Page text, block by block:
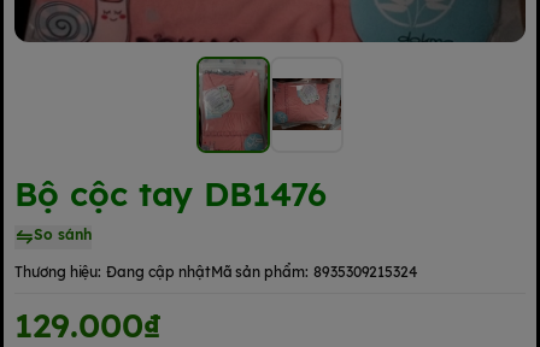
Bộ cộc tay DB1476
So sánh
Thương hiệu: Đang cập nhậtMã sản phẩm: 8935309215324
129.000₫